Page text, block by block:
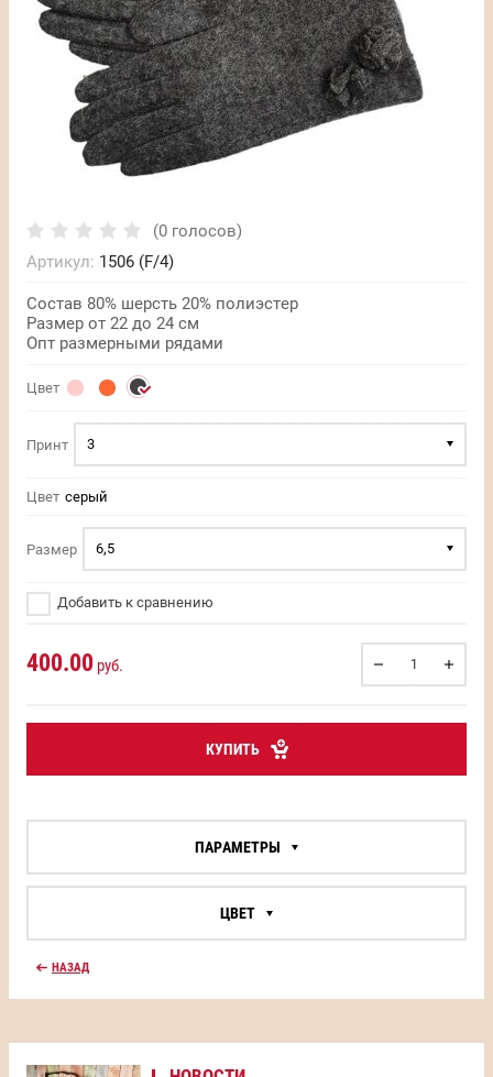
(0 голосов)
Артикул: 1506 (F/4)
Состав 80% шерсть 20% полиэстер
Размер от 22 до 24 см
Опт размерными рядами
Цвет
Принт 3
Цвет серый
Размер 6,5
Добавить к сравнению
400.00 руб.
КУПИТЬ
ПАРАМЕТРЫ
ЦВЕТ
НАЗАД